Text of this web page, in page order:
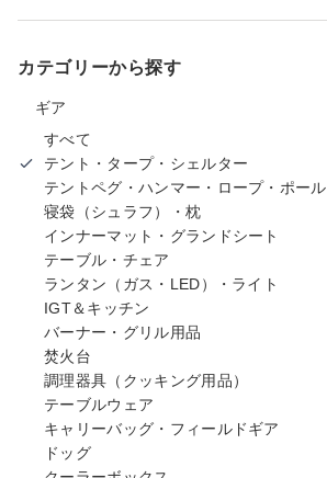
カテゴリーから探す
ギア
すべて
テント・タープ・シェルター
テントペグ・ハンマー・ロープ・ポール
寝袋（シュラフ）・枕
インナーマット・グランドシート
テーブル・チェア
ランタン（ガス・LED）・ライト
IGT＆キッチン
バーナー・グリル用品
焚火台
調理器具（クッキング用品）
テーブルウェア
キャリーバッグ・フィールドギア
ドッグ